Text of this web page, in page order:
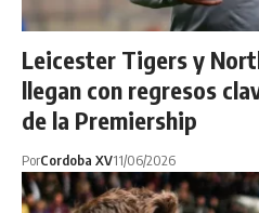
Leicester Tigers y
llegan con regresos
de la Premiership
PorCordoba XV11/06/2026